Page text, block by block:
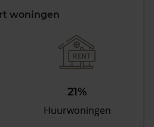
woningen
21%
Huurwoningen